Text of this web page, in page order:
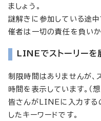
ましょう。
謎解きに参加している途中
催者は一切の責任を負いか
LINEでストーリーを
制限時間はありませんが、
時間を表示しています。（
皆さんがLINEに入力する
したキーワードです。